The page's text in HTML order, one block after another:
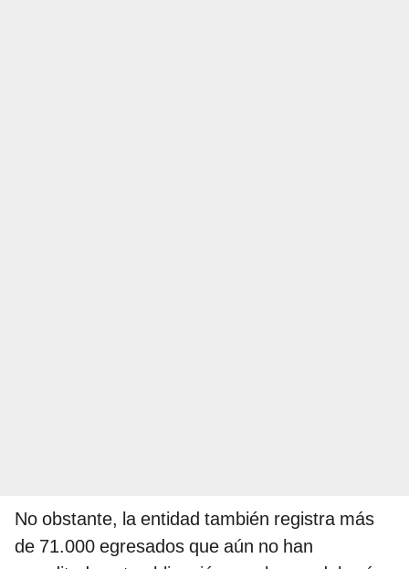
No obstante, la entidad también registra más
de 71.000 egresados que aún no han